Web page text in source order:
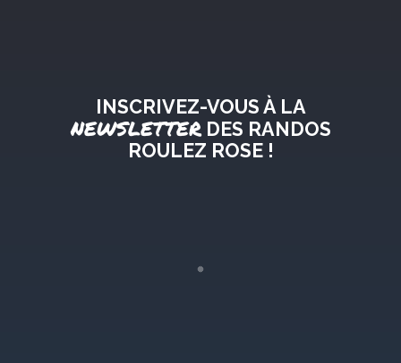
INSCRIVEZ-VOUS À LA
NEWSLETTERDES RANDOS
ROULEZ ROSE !